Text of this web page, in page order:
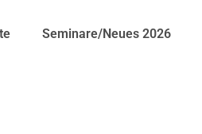
Seminare/Neues 2026